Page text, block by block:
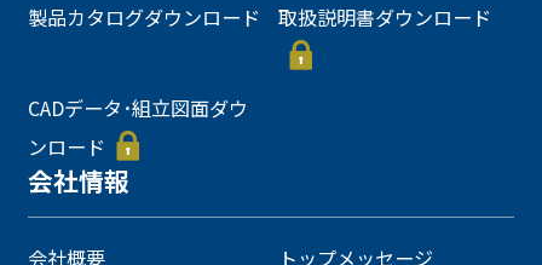
製品カタログダウンロード 取扱説明書ダウンロード
CADデータ･組立図面ダウ
ンロード
会社情報
会社概要
トップメッセージ